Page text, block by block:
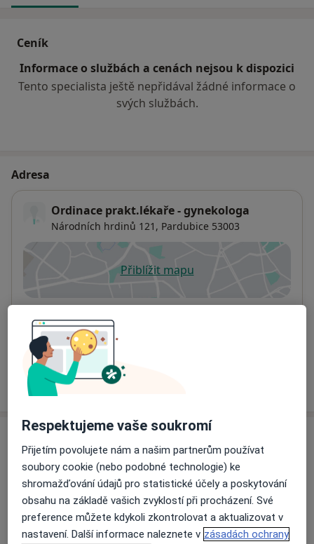
Ceník
Informace o službách a cenách nejsou k dispozici
Tento specialista ještě nepřidával žádné informace o
svých službách.
Adresa
Ordinace prakt.lékaře - gynekologa
Národních hrdinů 121, Pardubice 53003
Přiblížit mapuse otevře v nové záložce
Co mám v takové situaci udělat?
Přidejte svůj názor
109 názorů
Respektujeme vaše soukromí
Přijetím povolujete nám a našim partnerům používat
soubory cookie (nebo podobné technologie) ke
shromažďování údajů pro statistické účely a poskytování
obsahu na základě vašich zvyklostí při procházení. Své
preference můžete kdykoli zkontrolovat a aktualizovat v
nastavení. Další informace naleznete v zásadách ochrany